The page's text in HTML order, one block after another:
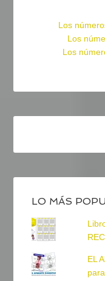
Los
Los
Los
LO MÁS
EL